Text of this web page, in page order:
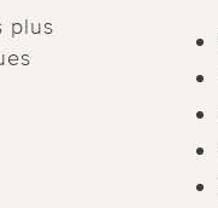
plus